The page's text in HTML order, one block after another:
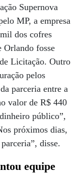
Supernova
MP, a empresa
dos cofres
Orlando fosse
Licitação. Outro
pelos
parceria entre a
valor de R$ 440
público”,
próximos dias,
disse.
equipe